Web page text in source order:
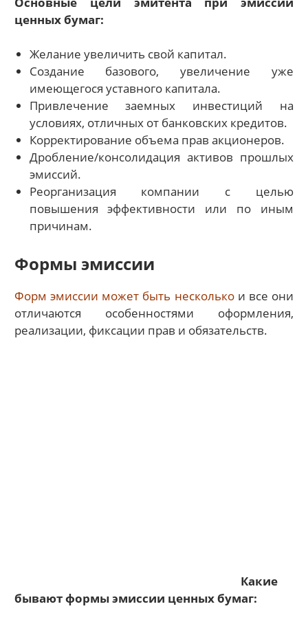
ценных бумаг:
Желание увеличить свой капитал.
Создание базового, увеличение уже
имеющегося уставного капитала.
Привлечение заемных инвестиций на
условиях, отличных от банковских кредитов.
Корректирование объема прав акционеров.
Дробление/консолидация активов прошлых
эмиссий.
Реорганизация компании с целью
повышения эффективности или по иным
причинам.
Формы эмиссии
Форм эмиссии может быть несколькои все они
отличаются особенностями оформления,
реализации, фиксации прав и обязательств.
Какие
бывают формы эмиссии ценных бумаг: